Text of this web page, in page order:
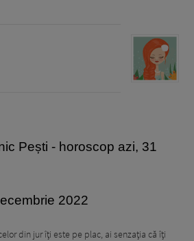
Pești - horoscop azi, 31
2022
din jur îți este pe plac, ai senzația că îți